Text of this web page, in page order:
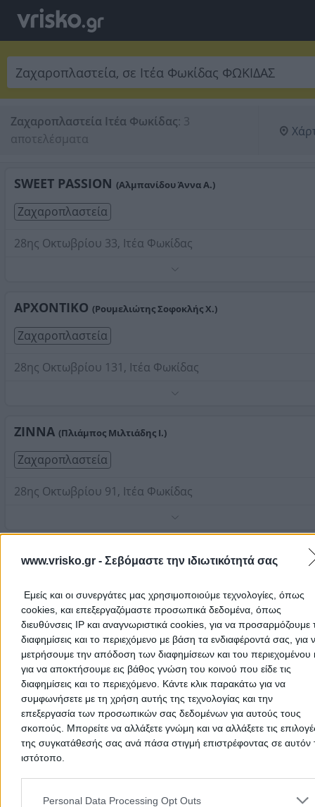
www.vrisko.gr - Σεβόμαστε την ιδιωτικότητά σας
Εμείς και οι συνεργάτες μας χρησιμοποιούμε τεχνολογίες, όπως
cookies, και επεξεργαζόμαστε προσωπικά δεδομένα, όπως
διευθύνσεις IP και αναγνωριστικά cookies, για να προσαρμόζουμε
διαφημίσεις και το περιεχόμενο με βάση τα ενδιαφέροντά σας, για
μετρήσουμε την απόδοση των διαφημίσεων και του περιεχομένου
για να αποκτήσουμε εις βάθος γνώση του κοινού που είδε τις
διαφημίσεις και το περιεχόμενο. Κάντε κλικ παρακάτω για να
συμφωνήσετε με τη χρήση αυτής της τεχνολογίας και την
επεξεργασία των προσωπικών σας δεδομένων για αυτούς τους
σκοπούς. Μπορείτε να αλλάξετε γνώμη και να αλλάξετε τις
της συγκατάθεσής σας ανά πάσα στιγμή επιστρέφοντας σε αυτόν
ιστότοπο.
Please note that this website/app uses one or more Google
and may gather and store information including but not limited to
Personal Data Processing Opt Outs
Ζαχαροπλαστεία Ιτέα Φωκίδας: 3
αποτελέσματα
SWEET PASSION (Αλμπανίδου Άννα Α.)
Ζαχαροπλαστεία
28ης Οκτωβρίου 33, Ιτέα Φωκίδας
Στοιχεία αναζήτησης:Ζαχαροπλαστεία , Ιτέα Φωκίδας
ΑΡΧΟΝΤΙΚΟ (Ρουμελιώτης Σοφοκλής Χ.)
Ζαχαροπλαστεία
28ης Οκτωβρίου 131, Ιτέα Φωκίδας
ΖΙΝΝΑ (Πλιάμπος Μιλτιάδης Ι.)
Ζαχαροπλαστεία
28ης Οκτωβρίου 91, Ιτέα Φωκίδας
Στοιχεία αναζήτησης:Ζαχαροπλαστεία , Ιτέα Φωκίδας
Γενέθλια; γιορτή; επισκέψεις; Πάντα υπάρχει αφορμή για γλυκά!
Γαμήλιες τούρτες και γενεθλίων, παγωτά, κεράσματα, κέικ,
μέχρι παιδικές τούρτες γενεθλίων και γλυκά για διαβητικούς.
έχει το ζαχαροπλαστείο. Κι εμείς ξέρουμε όλα τα
εργαστήρια ζαχαροπλαστικής σεΙτέα Φωκίδας. Καλωσήλθες
κατηγορίαΖαχαροπλαστείασε Ιτέα Φωκίδας.
Ζαχαροπλαστεία Φωκίδας
Ζαχαροπλαστεία
Αρχική Νομός ΦΩΚΙΔΑΣ Ιτέα Φωκίδας Τρόφιμα
Δημοφιλείς Αναζητήσεις